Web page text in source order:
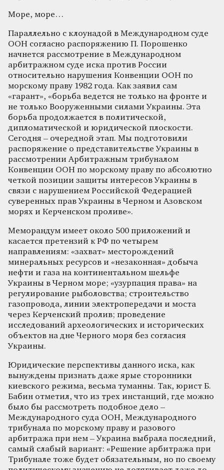
Море, море…
Параллельно с клоунадой в Международном суде
ООН согласно распоряжению П. Порошенко
начнется рассмотрение в Международном
арбитражном суде иска против России
относительно нарушения Конвенции ООН по
морскому праву 1982 года. Как заявил сам
«гарант», «борьба ведется не только на фронте и
не только Вооруженными силами Украины. Эта
борьба продолжается в политической,
дипломатической и юридической плоскости.
Сегодня – очередной этап. Мы подготовили
распоряжение о представительстве Украины в
рассмотрении Арбитражным трибуналом
Конвенции ООН по морскому праву по абсолютно
четкой позиции защиты интересов Украины в
связи с нарушением Российской Федерацией
суверенных прав Украины в Черном и Азовском
морях и Керченском проливе».
Меморандум имеет около 500 приложений и
касается претензий к РФ по четырем
направлениям: «захват» месторождений
минеральных ресурсов и «незаконная» добыча
нефти и газа на континентальном шельфе
Украины в Черном море; «узурпация права» на
регулирование рыболовства; строительство
газопровода, линии электропередачи и моста
через Керченский пролив; проведение
исследований археологических и исторических
объектов на дне Черного моря без согласия
Украины.
Юридические перспективы данного иска, как
вынуждены признать даже ярые сторонники
киевского режима, весьма туманны. Так, юрист Б.
Бабин отметил, что из трех инстанций, где можно
было бы рассмотреть подобное дело –
Международного суда ООН, Международного
трибунала по морскому праву и разового
арбитража при нем – Украина выбрала последний,
самый слабый вариант: «Решение арбитража при
Трибунале тоже будет обязательным, но по своему